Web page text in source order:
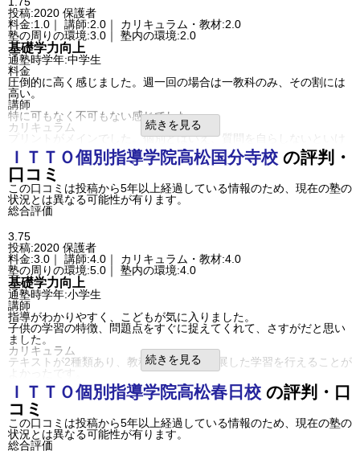
えてしまい、集中できないようでした。自習室も狭く感じました。
良いところや要望
授業の変更がすぐにできて、振替も事前に教えていただけるので助
かっています。
利用内容
通っていた学校公立中学校
通塾の目的
成績/偏差値変化UP
成績/偏差値推移
塾の雰囲気
自由 平均 厳しい
口コミ投稿者ID:2284383
不適切な口コミを報告する
高松紫雲校の教室情報を見る
投稿:2020 保護者
料金:1.0｜ 講師:2.0｜ カリキュラム・教材:2.0
塾の周りの環境:3.0｜ 塾内の環境:2.0
基礎学力向上
通塾時学年:中学生
料金
圧倒的に高く感じました。週一回の場合は一教科のみ、その割には
高い。
講師
特に可もなく不可もない感じでした。
カリキュラム
プリントがメインでした。個別とはいえ、質問を自らしないといけ
ないので引っ込み思案だとあってません。
塾の周りの環境
自宅や、学校から近かったので、その点についてはよかったと思い
ます。
塾内の環境
個別とはいえ、3対1が基本となるため、狭い空間で詰め込まれてい
る感じがしました。
先生の人数がすくないので、合わないとなった場合に代えが効かな
い。
その他気づいたこと、感じたこと
もう少し、わからない場合の声かけや説明を講師側からもしてもら
えたらと思いました。
利用内容
通っていた学校
進学できた学校公立中学校
通塾の目的
基礎学力向上
目的の達成度
成績/偏差値変化
成績/偏差値推移入塾時: 平均よりやや下 入塾後:平均よりやや下
塾の雰囲気
自由 平均 厳しい
口コミ投稿者ID:2269333
不適切な口コミを報告する
木太南校の教室情報を見る
続きを見る
ＩＴＴＯ個別指導学院高松国分寺校 の評判・
口コミ
この口コミは投稿から5年以上経過している情報のため、現在の塾の
状況とは異なる可能性が有ります。
総合評価
3.75
投稿:2020 保護者
料金:3.0｜ 講師:4.0｜ カリキュラム・教材:4.0
塾の周りの環境:5.0｜ 塾内の環境:4.0
基礎学力向上
通塾時学年:小学生
講師
指導がわかりやすく、こどもが気に入りました。
子供の学習の特徴、問題点をすぐに捉えてくれて、さすがだと思い
ました。
カリキュラム
テキストが2種類あり、教科書より少し発展した学習を行えることが
よかったです。
塾内の環境
静かで自習室の利用が自由に行えるが、
自習室は自己学習のみになっており、分からない点など少し声をか
けてもらえるとなお良いと思います。
その他気づいたこと、感じたこと
塾の翌日に授業の様子のレポートがメールで届くので、子供の様子
が分かって助かります。
続きを見る
ＩＴＴＯ個別指導学院高松春日校 の評判・口
コミ
この口コミは投稿から5年以上経過している情報のため、現在の塾の
状況とは異なる可能性が有ります。
総合評価